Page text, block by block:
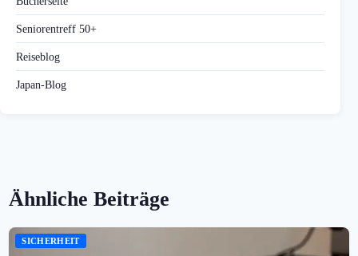
Seniorentreff 50+
Reiseblog
Japan-Blog
Ähnliche Beiträge
SICHERHEIT